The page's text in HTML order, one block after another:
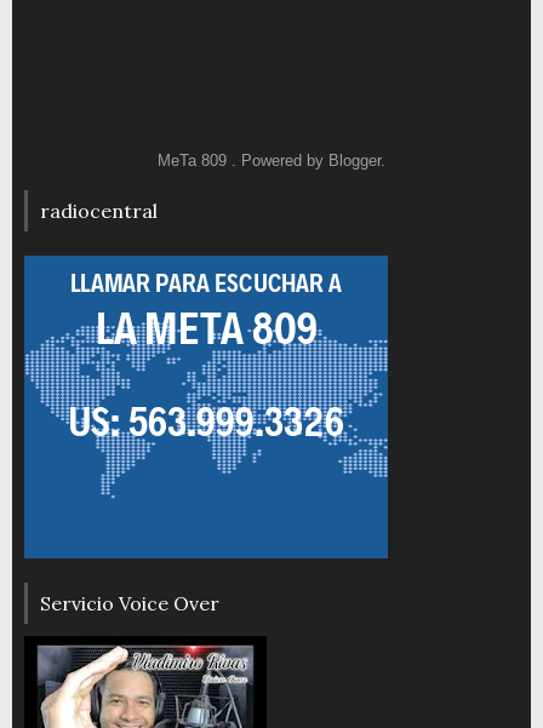
MeTa 809 . Powered by Blogger.
radiocentral
Servicio Voice Over